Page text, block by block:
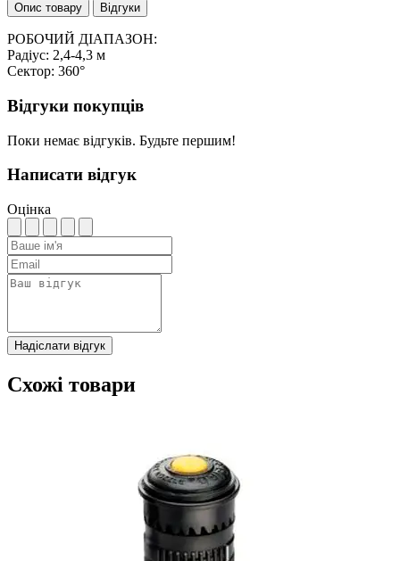
Опис товару Відгуки
РОБОЧИЙ ДІАПАЗОН:
Радіус: 2,4-4,3 м
Сектор: 360°
Відгуки покупців
Поки немає відгуків. Будьте першим!
Написати відгук
Оцінка
Надіслати відгук
Схожі товари